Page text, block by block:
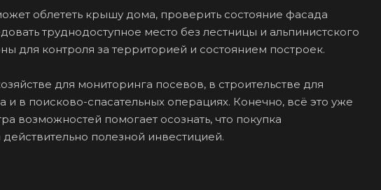
облететь крышу дома, проверить состояние фасада
труднодоступное место без лестницы и альпинистского
для контроля за территорией и состоянием построек.
для мониторинга посевов, в строительстве для
в поисково-спасательных операциях. Конечно, всё это уже
возможностей помогает осознать, что покупка
полезной инвестицией.